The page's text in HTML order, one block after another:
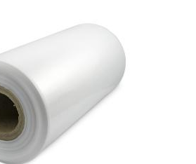
empfohlen. Die Schrumpfung beginnt bei
in einem Verhältnis von 1,65 : 1
Dicke: 19 Mikrometer (0,019 mm)
- 180 °C Schrumpfungsrate: 1,65 : 1
(L) Innendurchmesser der Rolle: